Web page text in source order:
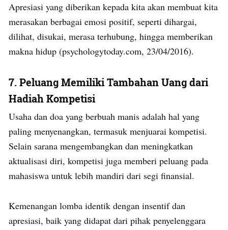
Apresiasi yang diberikan kepada kita akan membuat kita
merasakan berbagai emosi positif, seperti dihargai,
dilihat, disukai, merasa terhubung, hingga memberikan
makna hidup (psychologytoday.com, 23/04/2016).
7.Peluang MemilikiTambahan Uang dari
Hadiah Kompetisi
Usaha dan doa yang berbuah manis adalah hal yang
paling menyenangkan, termasuk menjuarai kompetisi.
Selain sarana mengembangkan dan meningkatkan
aktualisasi diri, kompetisi juga memberi peluang pada
mahasiswa untuk lebih mandiri dari segi finansial.
Kemenangan lomba identik dengan insentif dan
apresiasi, baik yang didapat dari pihak penyelenggara